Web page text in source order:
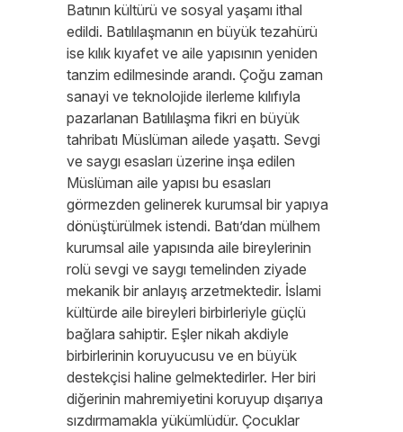
Batının kültürü ve sosyal yaşamı ithal
edildi. Batılılaşmanın en büyük tezahürü
ise kılık kıyafet ve aile yapısının yeniden
tanzim edilmesinde arandı. Çoğu zaman
sanayi ve teknolojide ilerleme kılıfıyla
pazarlanan Batılılaşma fikri en büyük
tahribatı Müslüman ailede yaşattı. Sevgi
ve saygı esasları üzerine inşa edilen
Müslüman aile yapısı bu esasları
görmezden gelinerek kurumsal bir yapıya
dönüştürülmek istendi. Batı’dan mülhem
kurumsal aile yapısında aile bireylerinin
rolü sevgi ve saygı temelinden ziyade
mekanik bir anlayış arzetmektedir. İslami
kültürde aile bireyleri birbirleriyle güçlü
bağlara sahiptir. Eşler nikah akdiyle
birbirlerinin koruyucusu ve en büyük
destekçisi haline gelmektedirler. Her biri
diğerinin mahremiyetini koruyup dışarıya
sızdırmamakla yükümlüdür. Çocuklar